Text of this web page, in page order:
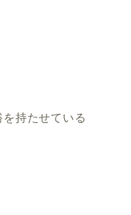
を持たせている